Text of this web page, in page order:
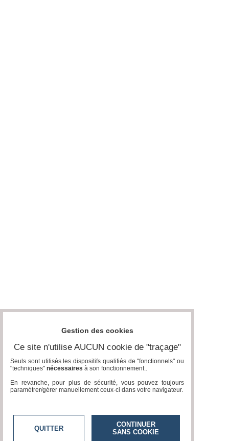
Gestion des cookies
Ce site n'utilise AUCUN cookie de "traçage"
Seuls sont utilisés les dispositifs qualifiés de "fonctionnels" ou
"techniques" nécessaires à son fonctionnement..
En revanche, pour plus de sécurité, vous pouvez toujours
paramétrer/gérer manuellement ceux-ci dans votre navigateur.
QUITTER
CONTINUER
SANS COOKIE